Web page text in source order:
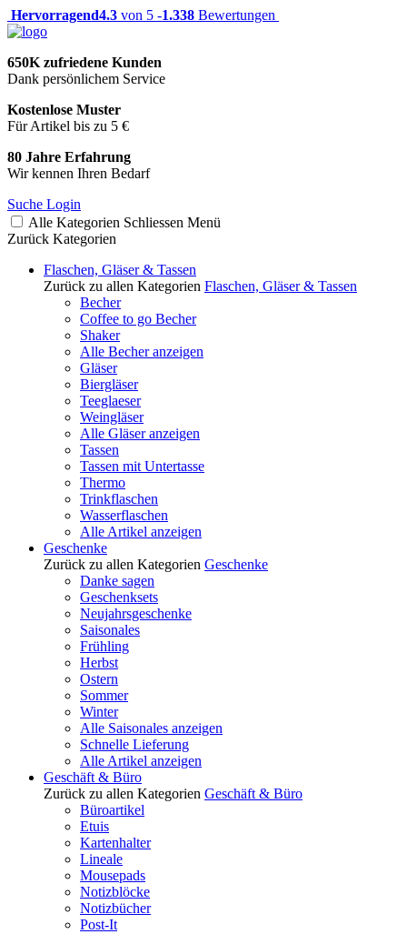
Hervorragend4.3 von 5 -1.338 Bewertungen
650K zufriedene Kunden
Dank persönlichem Service
Kostenlose Muster
Für Artikel bis zu 5 €
80 Jahre Erfahrung
Wir kennen Ihren Bedarf
Suche Login
Alle Kategorien Schliessen Menü
Zurück Kategorien
Flaschen, Gläser & Tassen
Zurück zu allen Kategorien Flaschen, Gläser & Tassen
Becher
Coffee to go Becher
Shaker
Alle Becher anzeigen
Gläser
Biergläser
Teeglaeser
Weingläser
Alle Gläser anzeigen
Tassen
Tassen mit Untertasse
Thermo
Trinkflaschen
Wasserflaschen
Alle Artikel anzeigen
Geschenke
Zurück zu allen Kategorien Geschenke
Danke sagen
Geschenksets
Neujahrsgeschenke
Saisonales
Frühling
Herbst
Ostern
Sommer
Winter
Alle Saisonales anzeigen
Schnelle Lieferung
Alle Artikel anzeigen
Geschäft & Büro
Zurück zu allen Kategorien Geschäft & Büro
Büroartikel
Etuis
Kartenhalter
Lineale
Mousepads
Notizblöcke
Notizbücher
Post-It